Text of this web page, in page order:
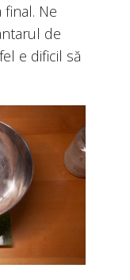
Ne
de
e dificil să